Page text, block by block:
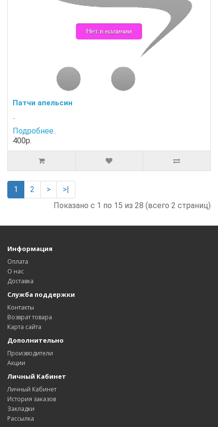
Нет в наличии
Патчи апельсин
..
Подробнее..
400р.
1 2 >
>|
Показано с 1 по 15 из 28 (всего 2 страниц)
Информация
Оплата
О нас
Доставка
Служба поддержки
Контакты
Возврат товара
Карта сайта
Дополнительно
Производители
Акции
Личный Кабинет
Личный Кабинет
История заказов
Закладки
Рассылка